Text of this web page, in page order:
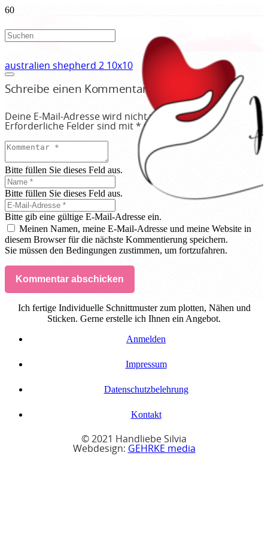
australien shepherd 2 10x10
Schreibe einen Kommentar
Deine E-Mail-Adresse wird nicht veröffentlicht.
Erforderliche Felder sind mit *markiert
Bitte füllen Sie dieses Feld aus.
Bitte füllen Sie dieses Feld aus.
Bitte gib eine gültige E-Mail-Adresse ein.
Meinen Namen, meine E-Mail-Adresse und meine Website in
diesem Browser für die nächste Kommentierung speichern.
Sie müssen den Bedingungen zustimmen, um fortzufahren.
Kommentar abschicken
Ich fertige Individuelle Schnittmuster zum plotten, Nähen und
Sticken. Gerne erstelle ich Ihnen ein Angebot.
Anmelden
Impressum
Datenschutzbelehrung
Kontakt
© 2021 Handliebe Silvia
Webdesign: GEHRKE media